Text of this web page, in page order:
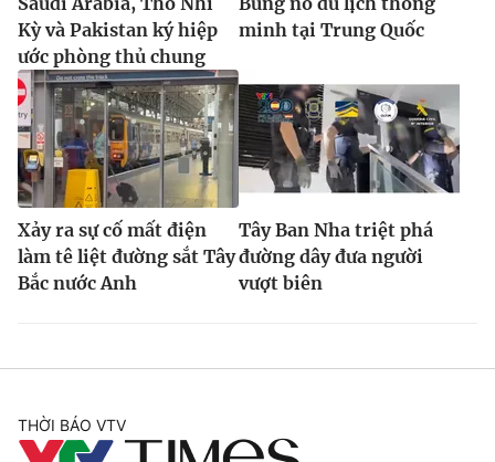
Ðiện thoại Thời báo VTV:024.66 897 897
Email:toasoan@vtv.vn
Liên hệ quảng cáo:024-7300.7108
thông tin từ website này.
Kỳ và Pakistan ký hiệp
ước phòng thủ chung
minh tại Trung Quốc
Xảy ra sự cố mất điện
làm tê liệt đường sắt Tây
Bắc nước Anh
Tây Ban Nha triệt phá
đường dây đưa người
vượt biên
THỜI BÁO VTV